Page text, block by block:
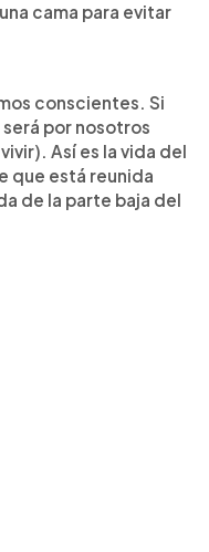
cama para evitar
conscientes. Si
por nosotros
Así es la vida del
que está reunida
de la parte baja del